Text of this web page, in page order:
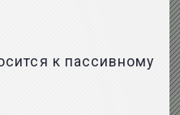
к пассивному